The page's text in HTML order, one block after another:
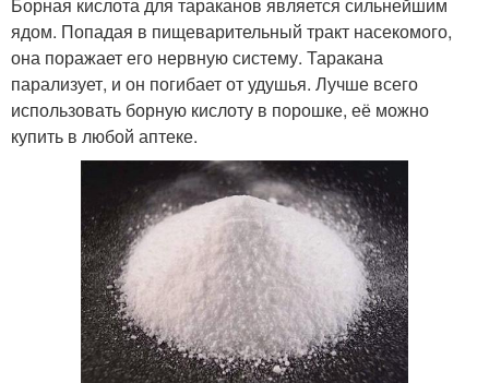
ядом. Попадая в пищеварительный тракт насекомого,
она поражает его нервную систему. Таракана
парализует, и он погибает от удушья. Лучше всего
использовать борную кислоту в порошке, её можно
купить в любой аптеке.